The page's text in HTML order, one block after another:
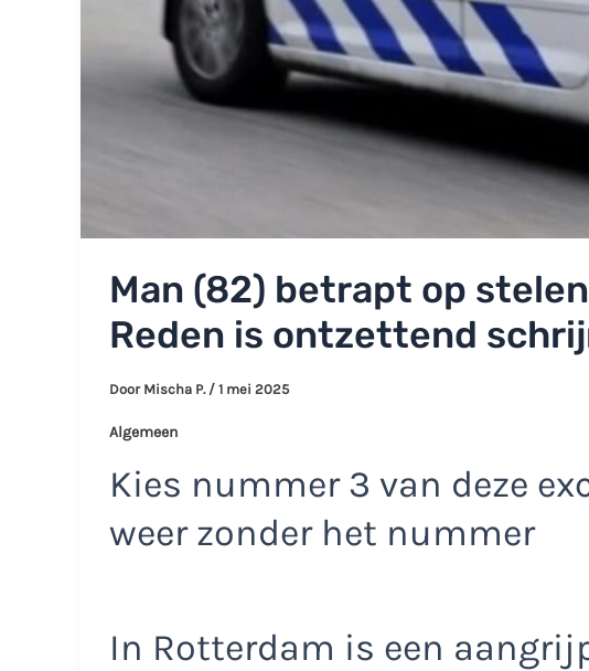
Man (82) betrapt op
Reden is ontzettend
Door Mischa P. / 1 mei 2025
Algemeen
Kies nummer 3 van deze
weer zonder het nummer
In Rotterdam is een